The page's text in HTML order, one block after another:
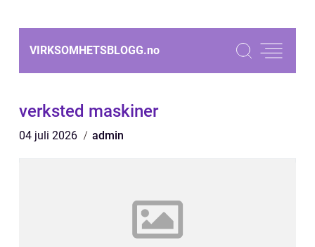
VIRKSOMHETSBLOGG.no
verksted maskiner
04 juli 2026 admin